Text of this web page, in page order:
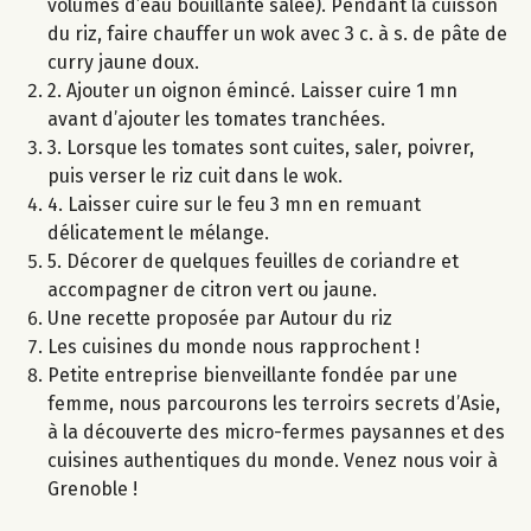
volumes d’eau bouillante salée). Pendant la cuisson
du riz, faire chauffer un wok avec 3 c. à s. de pâte de
curry jaune doux.
2. Ajouter un oignon émincé. Laisser cuire 1 mn
avant d’ajouter les tomates tranchées.
3. Lorsque les tomates sont cuites, saler, poivrer,
puis verser le riz cuit dans le wok.
4. Laisser cuire sur le feu 3 mn en remuant
délicatement le mélange.
5. Décorer de quelques feuilles de coriandre et
accompagner de citron vert ou jaune.
Une recette proposée par Autour du riz
Les cuisines du monde nous rapprochent !
Petite entreprise bienveillante fondée par une
femme, nous parcourons les terroirs secrets d’Asie,
à la découverte des micro-fermes paysannes et des
cuisines authentiques du monde. Venez nous voir à
Grenoble !